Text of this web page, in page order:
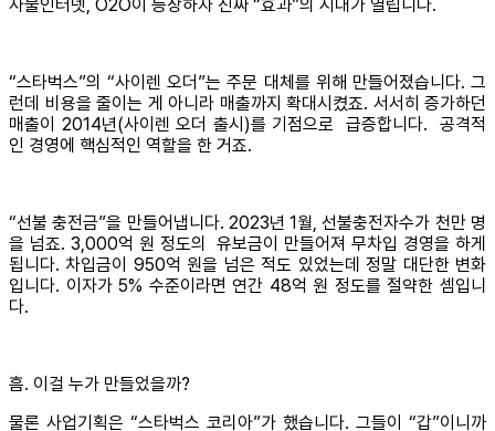
사물인터넷, O2O이 등장하자 진짜 “효과”의 시대가 열립니다.
“스타벅스”의 “사이렌 오더”는 주문 대체를 위해 만들어졌습니다. 그
런데 비용을 줄이는 게 아니라 매출까지 확대시켰죠. 서서히 증가하던
매출이 2014년(사이렌 오더 출시)를 기점으로 급증합니다. 공격적
인 경영에 핵심적인 역할을 한 거죠.
“선불 충전금”을 만들어냅니다. 2023년 1월, 선불충전자수가 천만 명
을 넘죠. 3,000억 원 정도의 유보금이 만들어져 무차입 경영을 하게
됩니다. 차입금이 950억 원을 넘은 적도 있었는데 정말 대단한 변화
입니다. 이자가 5% 수준이라면 연간 48억 원 정도를 절약한 셈입니
다.
흠. 이걸 누가 만들었을까?
물론 사업기획은 “스타벅스 코리아”가 했습니다. 그들이 “갑”이니까